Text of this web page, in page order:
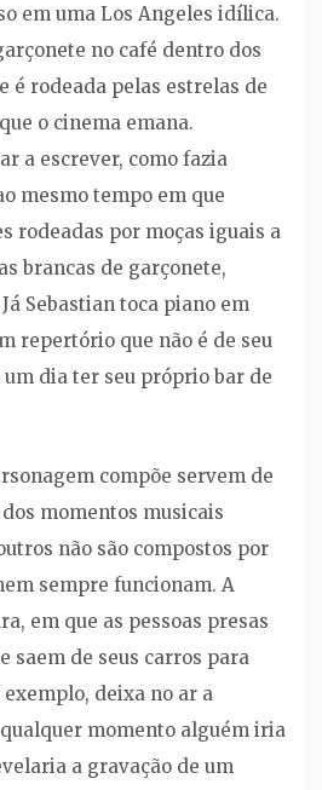
em uma Los Angeles idílica.
no café dentro dos
é rodeada pelas estrelas de
o cinema emana.
a escrever, como fazia
mesmo tempo em que
rodeadas por moças iguais a
brancas de garçonete,
Sebastian toca piano em
repertório que não é de seu
dia ter seu próprio bar de
compõe servem de
momentos musicais
não são compostos por
sempre funcionam. A
em que as pessoas presas
saem de seus carros para
deixa no ar a
momento alguém iria
a gravação de um